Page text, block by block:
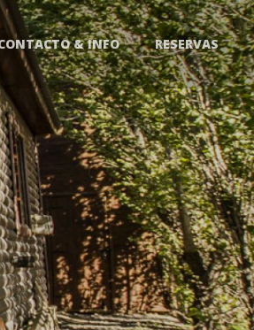
& INFO RESERVAS